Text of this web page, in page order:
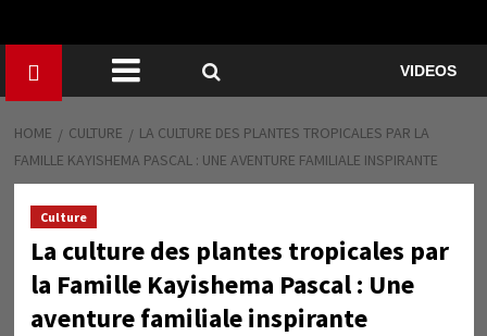
VIDEOS
HOME CULTURE
LA CULTURE DES PLANTES TROPICALES PAR LA
FAMILLE KAYISHEMA PASCAL : UNE AVENTURE FAMILIALE INSPIRANTE
Culture
La culture des plantes tropicales par
la Famille Kayishema Pascal : Une
aventure familiale inspirante